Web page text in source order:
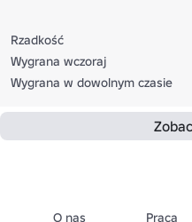
Rzadkość
Wygrana wczoraj
Wygrana w dowolnym czasie
O nas Praca